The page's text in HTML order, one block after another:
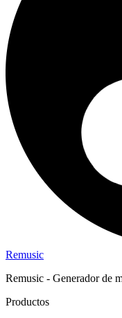
Remusic
Remusic - Generador de
Productos